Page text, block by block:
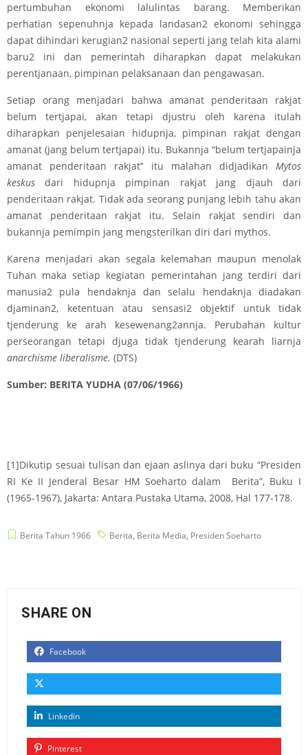
pertumbuhan ekonomi lalulintas barang. Memberikan
perhatian sepenuhnja kepada landasan2 ekonomi sehingga
dapat dihindari kerugian2 nasional seperti jang telah kita alami
baru2 ini dan pemerintah diharapkan dapat melakukan
perentjanaan, pimpinan pelaksanaan dan pengawasan.
Setiap orang menjadari bahwa amanat penderitaan rakjat
belum tertjapai, akan tetapi djustru oleh karena itulah
diharapkan penjelesaian hidupnja, pimpinan rakjat dengan
amanat (jang belum tertjapai) itu. Bukannja “belum tertjapainja
amanat penderitaan rakjat’’ itu malahan didjadikan Mytos
keskus dari hidupnja pimpinan rakjat jang djauh dari
penderitaan rakjat. Tidak ada seorang punjang lebih tahu akan
amanat penderitaan rakjat itu. Selain rakjat sendiri dan
bukannja pemimpin jang mengsterilkan diri dari mythos.
Karena menjadari akan segala kelemahan maupun menolak
Tuhan maka setiap kegiatan pemerintahan jang terdiri dari
manusia2 pula hendaknja dan selalu hendaknja diadakan
djaminan2, ketentuan atau sensasi2 objektif untuk tidak
tjenderung ke arah kesewenang2annja. Perubahan kultur
perseorangan tetapi djuga tidak tjenderung kearah liarnja
anarchisme liberalisme. (DTS)
Sumber: BERITA YUDHA (07/06/1966)
[1]Dikutip sesuai tulisan dan ejaan aslinya dari buku “Presiden
RI Ke II Jenderal Besar HM Soeharto dalam Berita”, Buku I
(1965-1967), Jakarta: Antara Pustaka Utama, 2008, Hal 177-178.
Berita Tahun 1966 Berita, Berita Media, Presiden Soeharto
SHARE ON
Facebook
Linkedin
Pinterest